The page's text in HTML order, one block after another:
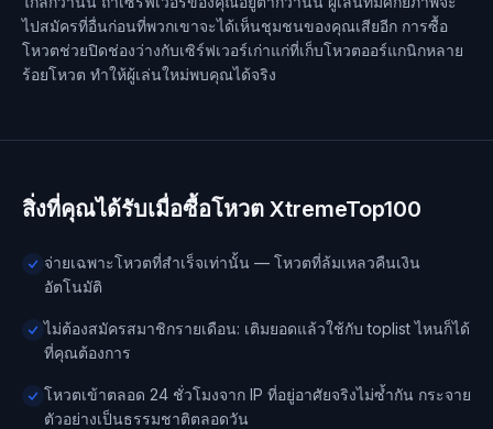
ไปสมัครที่อื่นก่อนที่พวกเขาจะได้เห็นชุมชนของคุณเสียอีก การซื้อ
โหวตช่วยปิดช่องว่างกับเซิร์ฟเวอร์เก่าแก่ที่เก็บโหวตออร์แกนิกหลาย
ร้อยโหวต ทำให้ผู้เล่นใหม่พบคุณได้จริง
สิ่งที่คุณได้รับเมื่อซื้อโหวต XtremeTop100
จ่ายเฉพาะโหวตที่สำเร็จเท่านั้น — โหวตที่ล้มเหลวคืนเงิน
อัตโนมัติ
ไม่ต้องสมัครสมาชิกรายเดือน: เติมยอดแล้วใช้กับ toplist ไหนก็ได้
ที่คุณต้องการ
โหวตเข้าตลอด 24 ชั่วโมงจาก IP ที่อยู่อาศัยจริงไม่ซ้ำกัน กระจาย
ตัวอย่างเป็นธรรมชาติตลอดวัน